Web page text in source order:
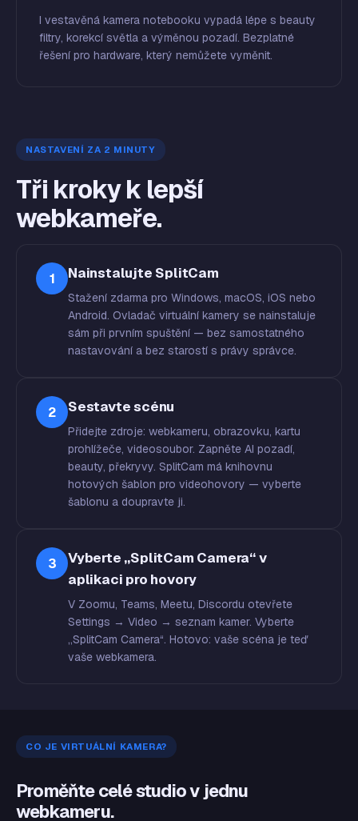
I vestavěná kamera notebooku vypadá lépe s beauty
filtry, korekcí světla a výměnou pozadí. Bezplatné
řešení pro hardware, který nemůžete vyměnit.
NASTAVENÍ ZA 2 MINUTY
Tři kroky k lepší
webkameře.
1 Nainstalujte SplitCam
Stažení zdarma pro Windows, macOS, iOS nebo
Android. Ovladač virtuální kamery se nainstaluje
sám při prvním spuštění — bez samostatného
nastavování a bez starostí s právy správce.
2 Sestavte scénu
Přidejte zdroje: webkameru, obrazovku, kartu
prohlížeče, videosoubor. Zapněte AI pozadí,
beauty, překryvy. SplitCam má knihovnu
hotových šablon pro videohovory — vyberte
šablonu a doupravte ji.
3
Vyberte „SplitCam Camera“ v
aplikaci pro hovory
V Zoomu, Teams, Meetu, Discordu otevřete
Settings → Video → seznam kamer. Vyberte
„SplitCam Camera“. Hotovo: vaše scéna je teď
vaše webkamera.
CO JE VIRTUÁLNÍ KAMERA?
Proměňte celé studio v jednu
webkameru.